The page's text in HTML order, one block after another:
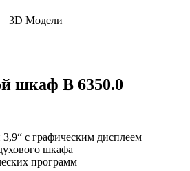
3D Модели
шкаф B 6350.0
с графическим дисплеем
шкафа
программ